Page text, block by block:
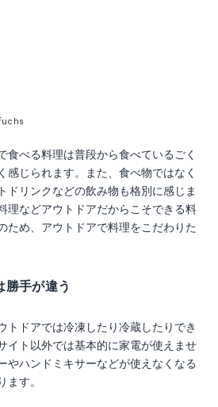
食べる料理は普段から食べているごく
感じられます。また、食べ物ではなく
ドリンクなどの飲み物も格別に感じま
理などアウトドアだからこそできる料
ため、アウトドアで料理をこだわりた
勝手が違う
トドアでは冷凍したり冷蔵したりでき
イト以外では基本的に家電が使えませ
やハンドミキサーなどが使えなくなる
ます。